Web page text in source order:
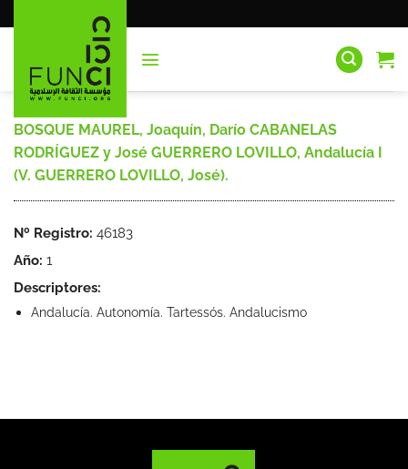
al
BOSQUE MAUREL, Joaquín, Darío CABANELAS
RODRÍGUEZ y José GUERRERO LOVILLO, Andalucía I
(V. GUERRERO LOVILLO, José).
Nº Registro: 46183
Año: 1
Descriptores:
Andalucía. Autonomía. Tartessós. Andalucismo